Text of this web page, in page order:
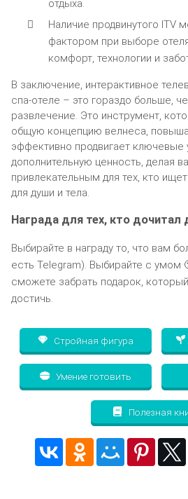
отдыха.
Наличие продвинутого ITV
фактором при выборе
комфорт, технологии и
В заключение, интерактивное
спа-отеле – это гораздо больше,
развлечение. Это инструмент,
общую концепцию велнеса,
эффективно продвигает ключевые
дополнительную ценность, делая
привлекательным для тех, кто
для души и тела.
Награда для тех, кто дочитал
Выбирайте в награду то, что вам
есть Telegram). Выбирайте с умом
сможете забрать подарок,
достичь.
Стройная фигура
Умение готовить
Полезная